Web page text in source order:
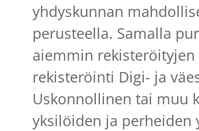
yhdyskunnan
perusteella. Samalla
aiemmin
rekisteröinti Digi- ja
Uskonnollinen tai muu
yksilöiden ja perheiden